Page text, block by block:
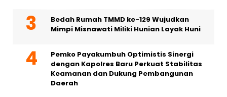
Bedah Rumah TMMD ke-129 Wujudkan
Mimpi Misnawati Miliki Hunian Layak Huni
Pemko Payakumbuh Optimistis Sinergi
dengan Kapolres Baru Perkuat Stabilitas
Keamanan dan Dukung Pembangunan
Daerah